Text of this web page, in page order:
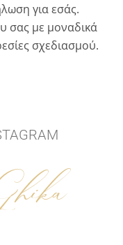
για εσάς.
σας με μοναδικά
σχεδιασμού.